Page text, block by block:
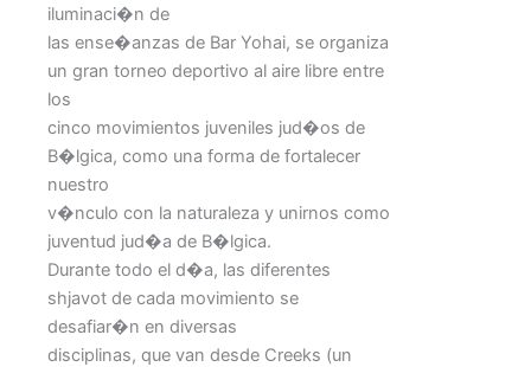
iluminaci�n de
las ense�anzas de Bar Yohai, se organiza
un gran torneo deportivo al aire libre entre
los
cinco movimientos juveniles jud�os de
B�lgica, como una forma de fortalecer
nuestro
v�nculo con la naturaleza y unirnos como
juventud jud�a de B�lgica.
Durante todo el d�a, las diferentes
shjavot de cada movimiento se
desafiar�n en diversas
disciplinas, que van desde Creeks (un